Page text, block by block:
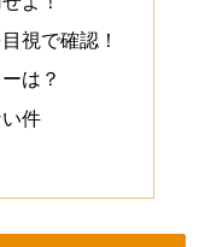
視で確認！
は？
件